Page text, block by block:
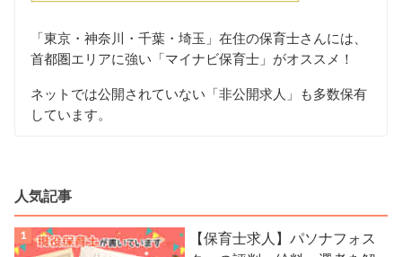
「東京・神奈川・千葉・埼玉」在住の保育士さんには、
首都圏エリアに強い「マイナビ保育士」がオススメ！
ネットでは公開されていない「非公開求人」も多数保有
しています。
人気記事
【保育士求人】パソナフォス